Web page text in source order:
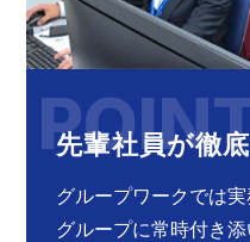
先輩社員が徹
グループワークでは
グループに常時付き